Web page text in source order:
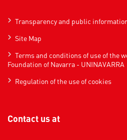
Transparency and public
Site Map
Terms and conditions of use of the
Foundation of Navarra - UNINAVARRA
Regulation of the use of cookies
Contact us at